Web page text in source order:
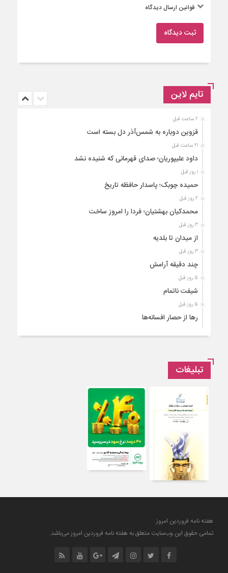
قوانین ارسال دیدگاه
ثبت دیدگاه
تایم لاین
2 ساعت قبل
قزوین دوباره به شمس‌آذر دل بسته است
21 ساعت قبل
داود علیپوریان؛ صدای قهرمانی که شنیده نشد
1 روز قبل
حمیده چوبک؛ پاسدار حافظه تاریخ
2 روز قبل
محمدکیان بهشتیان؛ فردا را امروز ساخت
3 روز قبل
از میدان تا بلدیه
3 روز قبل
چند دقیقه آرامش
5 روز قبل
شیفت ناتمام
5 روز قبل
رها از حصار افسانه‌ها
تأکید بر مدیریت تعاملی در شهرداری قزوین
وقتی پدر، خانه را به قتلگاه خانواده تبدیل کرد
2 هفته قبل
شورای ششم، مدیریت شهر را به «علمی» سپرد
ریاست مهم‌ترین اجلاس مهندسی کشور به قزوین رسید
رسانه‌ها نقش کلیدی در تقویت سرمایه اجتماعی دارند
تبلیغات
هفته نامه فروردین امروز
تمامی حقوق این وب‌سایت متعلق به هفته نامه فروردین امروز می‌باشد.